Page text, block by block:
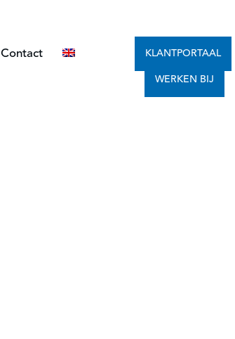
Contact KLANTPORTAAL
WERKEN BIJ